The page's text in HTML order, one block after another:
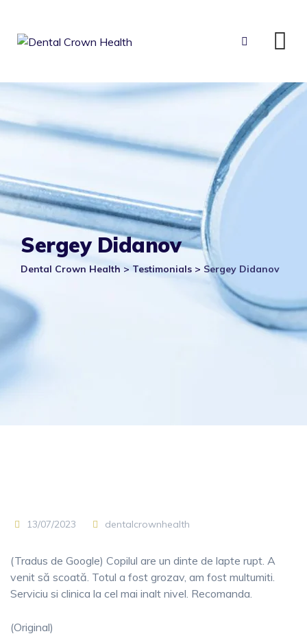
content
Sergey Didanov
Dental Crown Health > Testimonials > Sergey Didanov
13/07/2023 dentalcrownhealth
(Tradus de Google) Copilul are un dinte de lapte rupt. A
venit să scoată. Totul a fost grozav, am fost multumiti.
Serviciu si clinica la cel mai inalt nivel. Recomanda.
(Original)